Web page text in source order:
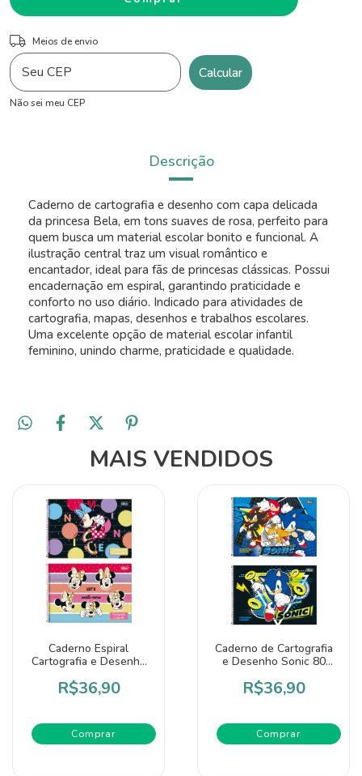
Entregas para o CEP:
Meios de envio
Calcular
Não sei meu CEP
Descrição
Caderno de cartografia e desenho com capa delicada
da princesa Bela, em tons suaves de rosa, perfeito para
quem busca um material escolar bonito e funcional. A
ilustração central traz um visual romântico e
encantador, ideal para fãs de princesas clássicas. Possui
encadernação em espiral, garantindo praticidade e
conforto no uso diário. Indicado para atividades de
cartografia, mapas, desenhos e trabalhos escolares.
Uma excelente opção de material escolar infantil
feminino, unindo charme, praticidade e qualidade.
MAIS VENDIDOS
Caderno Espiral
Cartografia e Desenho
R$36,90
Comprar
Caderno de Cartografia
e Desenho Sonic 80
R$36,90
Comprar